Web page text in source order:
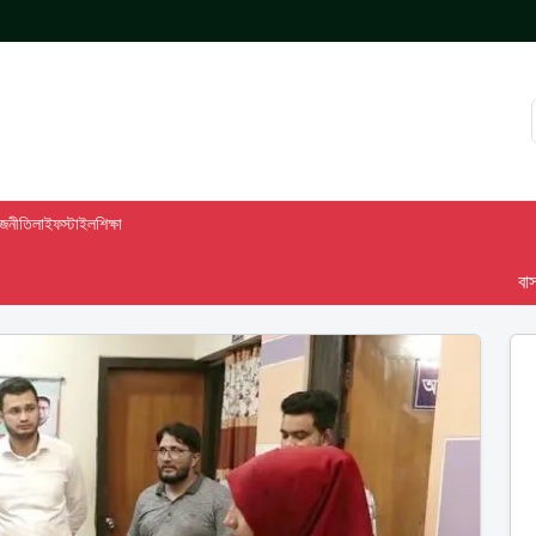
লাইফস্টাইলশিক্ষা
বাসস